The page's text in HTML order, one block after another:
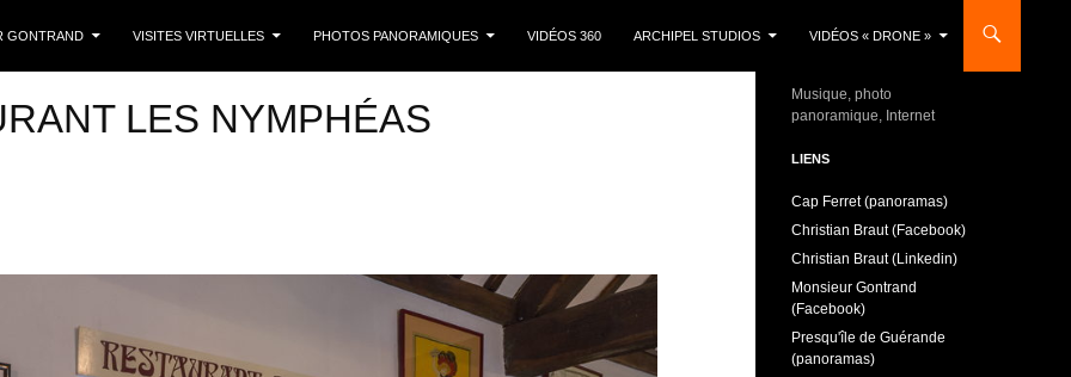
GONTRAND
VISITES VIRTUELLES PHOTOS PANORAMIQUES VIDÉOS 360 ARCHIPEL STUDIOS VIDÉOS « DRONE »
LES NYMPHÉAS
Musique, photo
panoramique, Internet
LIENS
Cap Ferret (panoramas)
Christian Braut (Facebook)
Christian Braut (Linkedin)
Monsieur Gontrand
(Facebook)
Presqu'île de Guérande
(panoramas)